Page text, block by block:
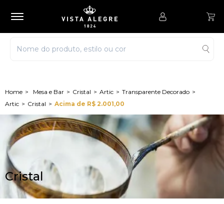
Mesa e Bar Cristal Artic
Transparente Decorado
Artic
Cristal Acima de R$ 2.001,00
Cristal